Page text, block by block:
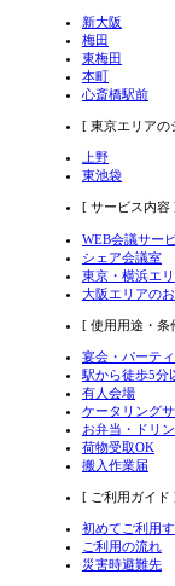
新大阪
梅田
東梅田
本町
心斎橋駅前
[ 東京エリアの
上野
東池袋
[ サービス内容 ]
WEB会議サー
シェア会議室
東京・横浜エ
大阪エリアの
[ 使用用途・条
宴会・パーテ
駅から徒歩5分
有人会場
ケータリング
お弁当・ドリ
荷物受取OK
搬入作業届
[ ご利用ガイド
初めてご利用
ご利用の流れ
災害時避難先